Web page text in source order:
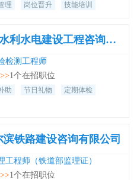
理 岗位晋升 技能培训
中国水利水电建设工程咨询中南有限公司
检测工程师
1个在招职位
助 节日礼物 定期体检
滨铁路建设咨询有限公司
工程师（铁道部监理证）
1个在招职位